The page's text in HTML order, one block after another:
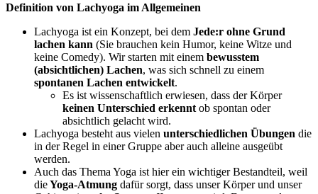
Definition von Lachyoga im Allgemeinen
Lachyoga ist ein Konzept, bei dem Jede:r ohne Grund
lachen kann (Sie brauchen kein Humor, keine Witze und
keine Comedy). Wir starten mit einem bewusstem
(absichtlichen) Lachen, was sich schnell zu einem
spontanen Lachen entwickelt.
Es ist wissenschaftlich erwiesen, dass der Körper
keinen Unterschied erkennt ob spontan oder
absichtlich gelacht wird.
Lachyoga besteht aus vielen unterschiedlichen Übungen die
in der Regel in einer Gruppe aber auch alleine ausgeübt
werden.
Auch das Thema Yoga ist hier ein wichtiger Bestandteil, weil
dieYoga-Atmung dafür sorgt, dass unser Körper und unser